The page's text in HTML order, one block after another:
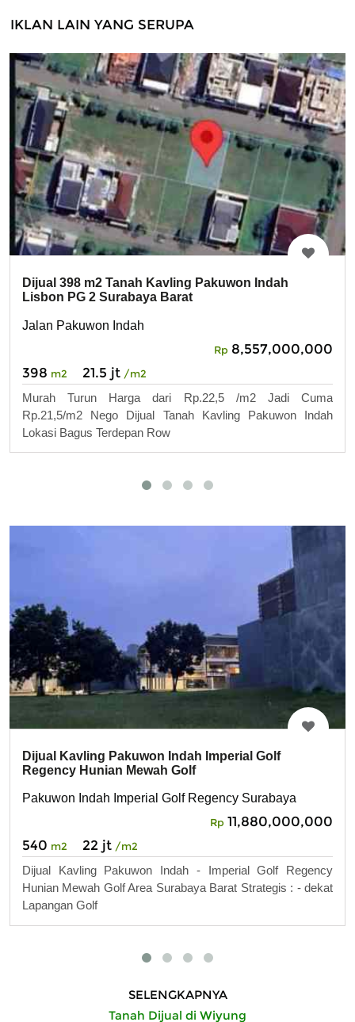
IKLAN LAIN YANG SERUPA
Dijual 398 m2 Tanah Kavling Pakuwon Indah
Lisbon PG 2 Surabaya Barat
Jalan Pakuwon Indah
Rp 8,557,000,000
398 m2 21.5 jt /m2
Murah Turun Harga dari Rp.22,5 /m2 Jadi Cuma
Rp.21,5/m2 Nego Dijual Tanah Kavling Pakuwon Indah
Lokasi Bagus Terdepan Row
Dijual Kavling Pakuwon Indah Imperial Golf
Regency Hunian Mewah Golf
Pakuwon Indah Imperial Golf Regency Surabaya
Rp 11,880,000,000
540 m2 22 jt /m2
Dijual Kavling Pakuwon Indah - Imperial Golf Regency
Hunian Mewah Golf Area Surabaya Barat Strategis : - dekat
Lapangan Golf
SELENGKAPNYA
Tanah Dijual di Wiyung